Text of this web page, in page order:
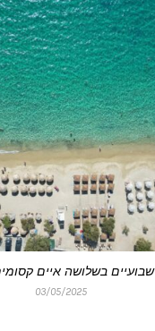
שבועיים בשלושה איים
03/05/2025